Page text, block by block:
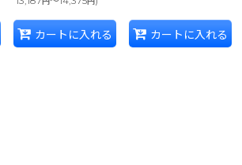
カートに入れる カートに入れる